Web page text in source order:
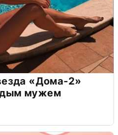
«Дома-2»
мужем